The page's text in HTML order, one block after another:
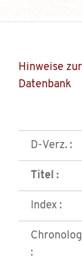
Hinweise
Datenbank
D-Verz. :
Titel :
Index :
: